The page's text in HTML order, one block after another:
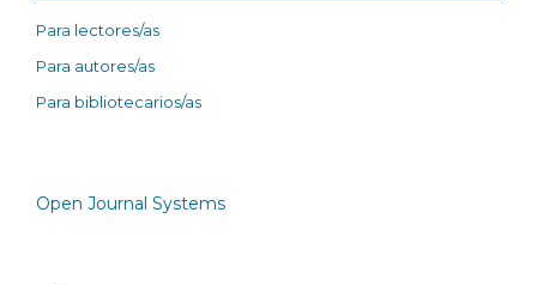
Para lectores/as
Para autores/as
Para bibliotecarios/as
Open Journal Systems